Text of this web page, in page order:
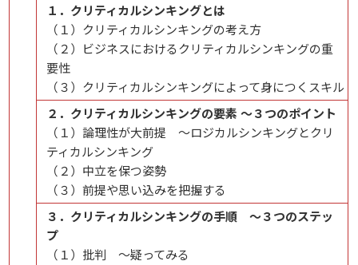
１．クリティカルシンキングとは
（１）クリティカルシンキングの考え方
（２）ビジネスにおけるクリティカルシンキングの重
要性
（３）クリティカルシンキングによって身につくスキル
２．クリティカルシンキングの要素 ～３つのポイント
（１）論理性が大前提 ～ロジカルシンキングとクリ
ティカルシンキング
（２）中立を保つ姿勢
（３）前提や思い込みを把握する
３．クリティカルシンキングの手順 ～３つのステッ
プ
（１）批判 ～疑ってみる